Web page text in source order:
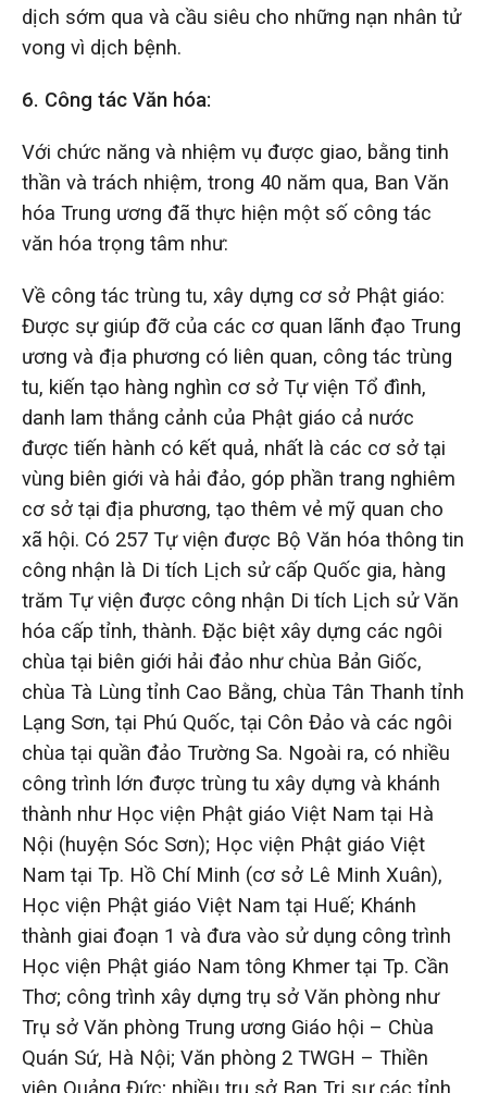
dịch sớm qua và cầu siêu cho những nạn nhân tử
vong vì dịch bệnh.
6. Công tác Văn hóa:
Với chức năng và nhiệm vụ được giao, bằng tinh
thần và trách nhiệm, trong 40 năm qua, Ban Văn
hóa Trung ương đã thực hiện một số công tác
văn hóa trọng tâm như:
Về công tác trùng tu, xây dựng cơ sở Phật giáo:
Được sự giúp đỡ của các cơ quan lãnh đạo Trung
ương và địa phương có liên quan, công tác trùng
tu, kiến tạo hàng nghìn cơ sở Tự viện Tổ đình,
danh lam thắng cảnh của Phật giáo cả nước
được tiến hành có kết quả, nhất là các cơ sở tại
vùng biên giới và hải đảo, góp phần trang nghiêm
cơ sở tại địa phương, tạo thêm vẻ mỹ quan cho
xã hội. Có 257 Tự viện được Bộ Văn hóa thông tin
công nhận là Di tích Lịch sử cấp Quốc gia, hàng
trăm Tự viện được công nhận Di tích Lịch sử Văn
hóa cấp tỉnh, thành. Đặc biệt xây dựng các ngôi
chùa tại biên giới hải đảo như chùa Bản Giốc,
chùa Tà Lùng tỉnh Cao Bằng, chùa Tân Thanh tỉnh
Lạng Sơn, tại Phú Quốc, tại Côn Đảo và các ngôi
chùa tại quần đảo Trường Sa. Ngoài ra, có nhiều
công trình lớn được trùng tu xây dựng và khánh
thành như Học viện Phật giáo Việt Nam tại Hà
Nội (huyện Sóc Sơn); Học viện Phật giáo Việt
Nam tại Tp. Hồ Chí Minh (cơ sở Lê Minh Xuân),
Học viện Phật giáo Việt Nam tại Huế; Khánh
thành giai đoạn 1 và đưa vào sử dụng công trình
Học viện Phật giáo Nam tông Khmer tại Tp. Cần
Thơ; công trình xây dựng trụ sở Văn phòng như
Trụ sở Văn phòng Trung ương Giáo hội – Chùa
Quán Sứ, Hà Nội; Văn phòng 2 TWGH – Thiền